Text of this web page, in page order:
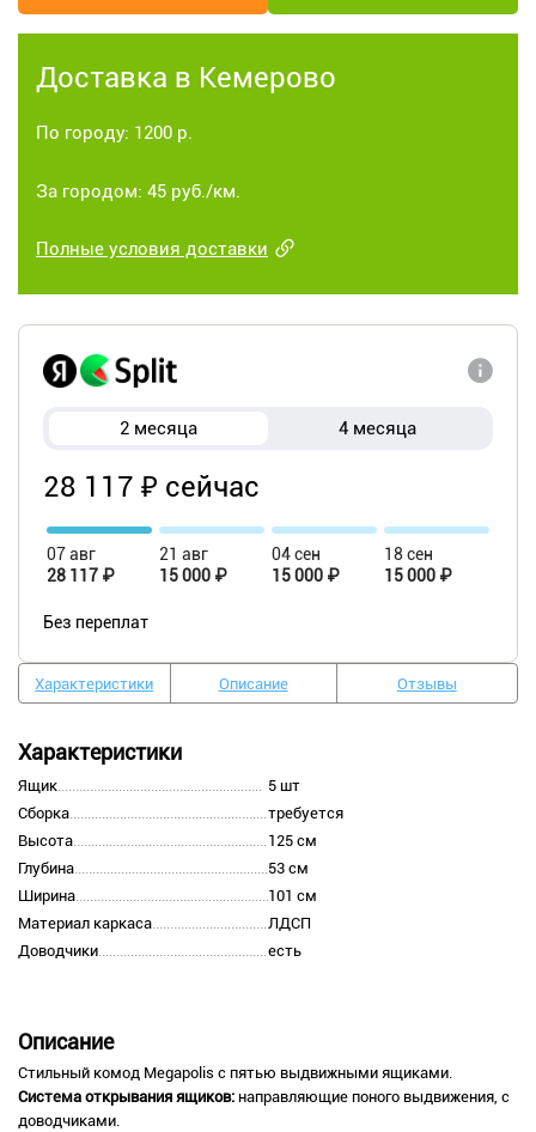
Доставка в Кемерово
По городу: 1200 р.
За городом: 45 руб./км.
Полные условия доставки
2 месяца 4 месяца
28 117 ₽ сейчас
07 авг
28 117 ₽
21 авг
15 000 ₽
04 сен
15 000 ₽
18 сен
15 000 ₽
Без переплат
Характеристики Описание Отзывы
Характеристики
Ящик
5 шт
Сборка
требуется
Высота
125 см
Глубина
53 см
Ширина
101 см
Материал каркаса
ЛДСП
Доводчики
есть
Описание
Стильный комод Megapolis с пятью выдвижными ящиками.
Система открывания ящиков: направляющие поного выдвижения, с
доводчиками.